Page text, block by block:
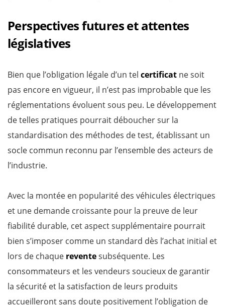
Perspectives futures et attentes
législatives
Bien que l’obligation légale d’un tel certificat ne soit
pas encore en vigueur, il n’est pas improbable que les
réglementations évoluent sous peu. Le développement
de telles pratiques pourrait déboucher sur la
standardisation des méthodes de test, établissant un
socle commun reconnu par l’ensemble des acteurs de
l’industrie.
Avec la montée en popularité des véhicules électriques
et une demande croissante pour la preuve de leur
fiabilité durable, cet aspect supplémentaire pourrait
bien s’imposer comme un standard dès l’achat initial et
lors de chaque reventesubséquente. Les
consommateurs et les vendeurs soucieux de garantir
la sécurité et la satisfaction de leurs produits
accueilleront sans doute positivement l’obligation de